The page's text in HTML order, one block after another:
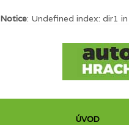
Notice: Undefined index: dir1 in
ÚVOD